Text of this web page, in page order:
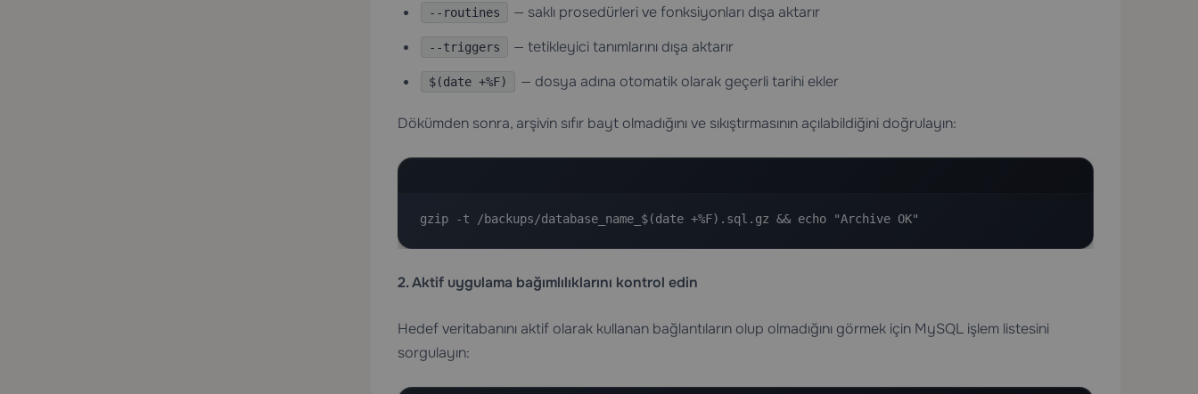
--routines — saklı prosedürleri ve fonksiyonları dışa aktarır
--triggers — tetikleyici tanımlarını dışa aktarır
$(date +%F) — dosya adına otomatik olarak geçerli tarihi ekler
Dökümden sonra, arşivin sıfır bayt olmadığını ve sıkıştırmasının açılabildiğini doğrulayın:
gzip -t /backups/database_name_$(date +%F).sql.gz && echo "Archive OK"
2. Aktif uygulama bağımlılıklarını kontrol edin
Hedef veritabanını aktif olarak kullanan bağlantıların olup olmadığını görmek için MySQL işlem listesini
sorgulayın: